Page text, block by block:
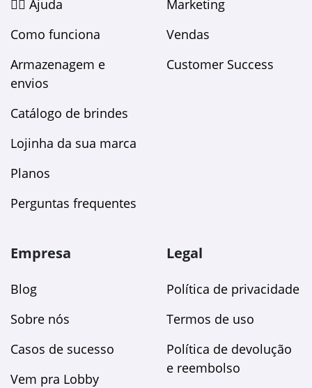
🙋‍♀️ Ajuda
Como funciona
Armazenagem e
envios
Catálogo de brindes
Lojinha da sua marca
Planos
Perguntas frequentes
Marketing
Vendas
Customer Success
Empresa
Blog
Sobre nós
Casos de sucesso
Vem pra Lobby
Legal
Política de privacidade
Termos de uso
Política de devolução
e reembolso